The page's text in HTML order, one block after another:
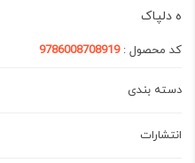
ه دلپاک
کد محصول :9786008708919
دسته بندی
انتشارات